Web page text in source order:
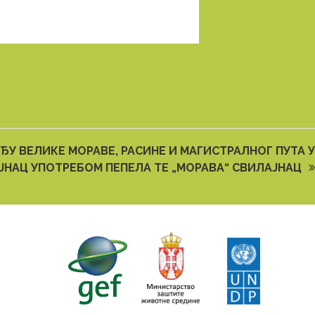
ВЕЛИКЕ МОРАВЕ, РАСИНЕ И МАГИСТРАЛНОГ ПУТА У
УПОТРЕБОМ ПЕПЕЛА ТЕ „МОРАВА“ СВИЛАЈНАЦ